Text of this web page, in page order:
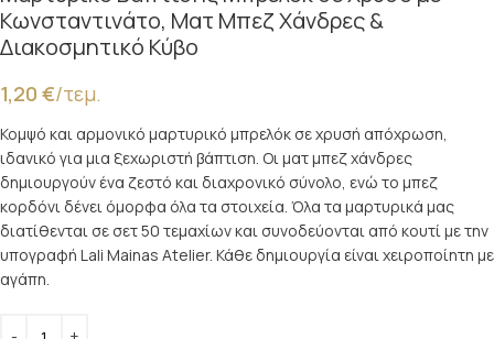
Κωνσταντινάτο, Ματ Μπεζ Χάνδρες &
Διακοσμητικό Κύβο
1,20 €/τεμ.
Κομψό και αρμονικό μαρτυρικό μπρελόκ σε χρυσή απόχρωση,
ιδανικό για μια ξεχωριστή βάπτιση. Οι ματ μπεζ χάνδρες
δημιουργούν ένα ζεστό και διαχρονικό σύνολο, ενώ το μπεζ
κορδόνι δένει όμορφα όλα τα στοιχεία. Όλα τα μαρτυρικά μας
διατίθενται σε σετ 50 τεμαχίων και συνοδεύονται από κουτί με την
υπογραφή Lali Mainas Atelier. Κάθε δημιουργία είναι χειροποίητη με
αγάπη.